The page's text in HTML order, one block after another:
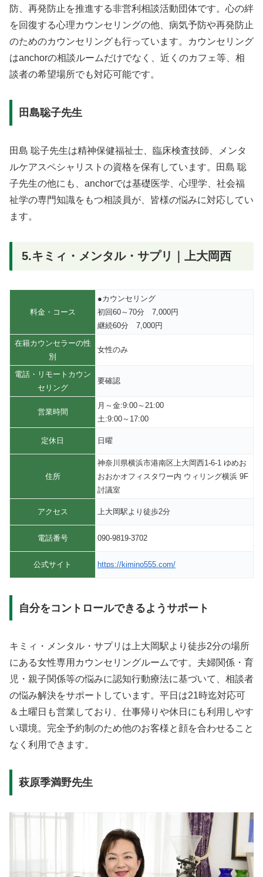
防、再発防止を推進する非営利相談活動団体です。心の絆
を回復する心理カウンセリングの他、病気予防や再発防止
のためのカウンセリングも行っています。カウンセリング
はanchorの相談ルームだけでなく、近くのカフェ等、相
談者の希望場所でも対応可能です。
田島聡子先生
田島 聡子先生は精神保健福祉士、臨床検査技師、メンタ
ルケアスペシャリストの資格を保有しています。田島 聡
子先生の他にも、anchorでは基礎医学、心理学、社会福
祉学の専門知識をもつ相談員が、皆様の悩みに対応してい
ます。
5.キミィ・メンタル・サプリ｜上大岡西
料金・コース
●カウンセリング
初回60～70分 7,000円
継続60分 7,000円
在籍カウンセラーの性
別
女性のみ
電話・リモートカウン
セリング
要確認
営業時間
月～金:9:00～21:00
土:9:00～17:00
定休日 日曜
住所
神奈川県横浜市港南区上大岡西1-6-1 ゆめお
おおかオフィスタワー内 ウィリング横浜 9F
討議室
アクセス 上大岡駅より徒歩2分
電話番号 090-9819-3702
公式サイト https://kimino555.com/
自分をコントロールできるようサポート
キミィ・メンタル・サプリは上大岡駅より徒歩2分の場所
にある女性専用カウンセリングルームです。夫婦関係・育
児・親子関係等の悩みに認知行動療法に基づいて、相談者
の悩み解決をサポートしています。平日は21時迄対応可
＆土曜日も営業しており、仕事帰りや休日にも利用しやす
い環境。完全予約制のため他のお客様と顔を合わせること
なく利用できます。
萩原季満野先生